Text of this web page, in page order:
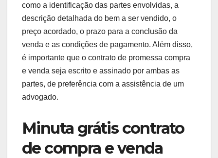
como a identificação das partes envolvidas, a
descrição detalhada do bem a ser vendido, o
preço acordado, o prazo para a conclusão da
venda e as condições de pagamento. Além disso,
é importante que o contrato de promessa compra
e venda seja escrito e assinado por ambas as
partes, de preferência com a assistência de um
advogado.
Minuta grátis contrato
de compra e venda